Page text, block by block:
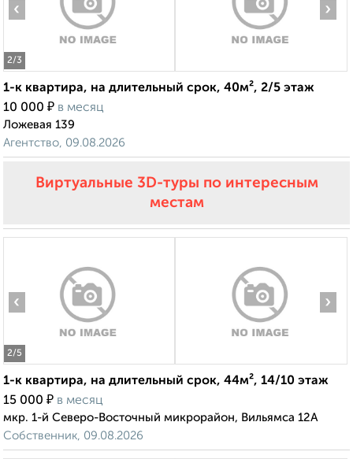
2/3
‹ ›
1-к квартира, на длительный срок, 40м², 2/5 этаж
10 000 ₽ в месяц
Ложевая 139
Агентство, 09.08.2026
Виртуальные 3D-туры по интересным
местам
2/5
‹ ›
1-к квартира, на длительный срок, 44м², 14/10 этаж
15 000 ₽ в месяц
мкр. 1-й Северо-Восточный микрорайон, Вильямса 12А
Собственник, 09.08.2026